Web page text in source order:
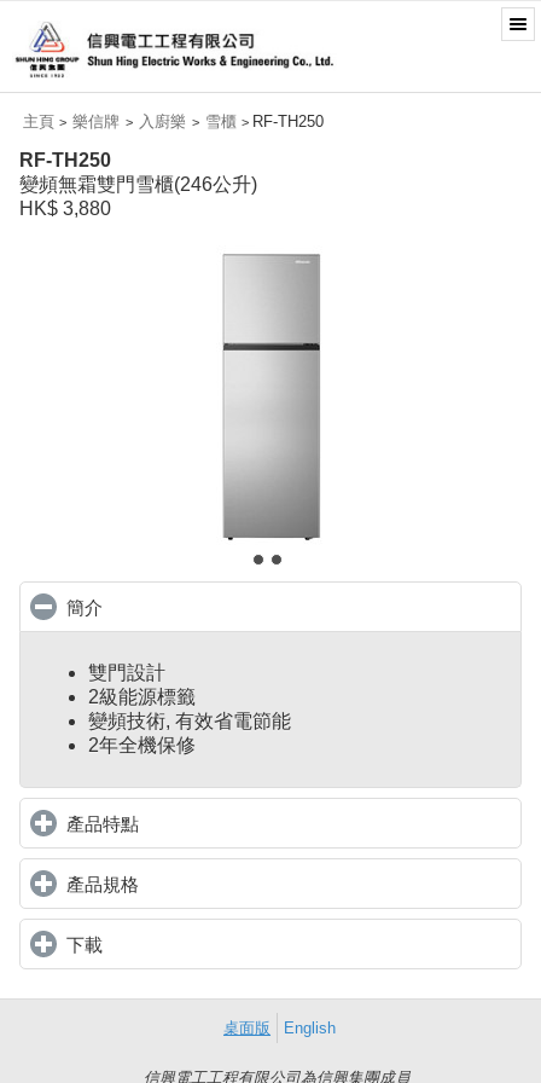
主頁 > 樂信牌 > 入廚樂 > 雪櫃 > RF-TH250
RF-TH250
變頻無霜雙門雪櫃(246公升)
HK$ 3,880
簡介
雙門設計
2級能源標籤
變頻技術, 有效省電節能
2年全機保修
產品特點click to expand contents
產品規格
下載click to expand contents
桌面版 English
信興電工工程有限公司為信興集團成員